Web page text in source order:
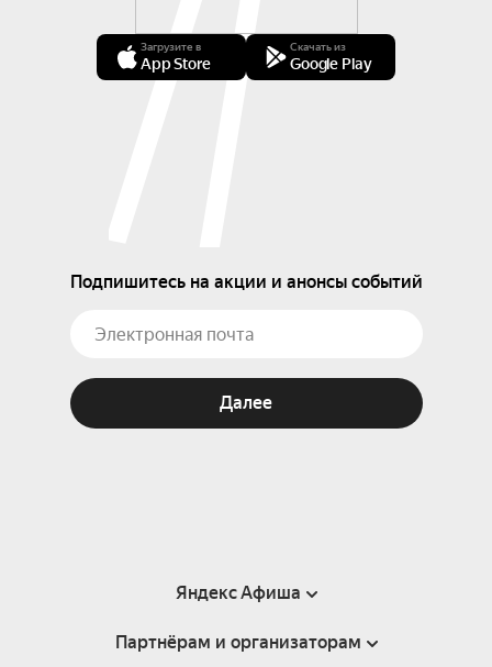
Загрузите в
App Store
Скачать из
Google Play
Подпишитесь на акции и анонсы событий
Далее
Яндекс Афиша
Справка
Партнёрам и организаторам